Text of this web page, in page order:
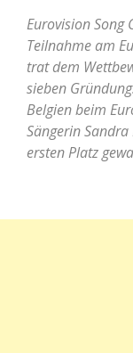
Eurovision Song
Teilnahme am
trat dem
sieben
Belgien beim
Sängerin Sandra
ersten Platz